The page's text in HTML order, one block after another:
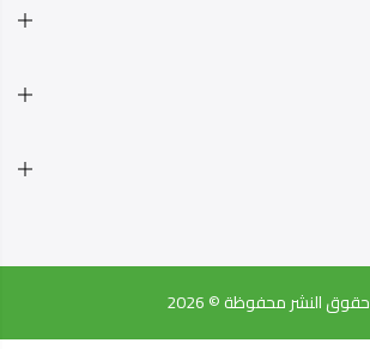
حقوق النشر محفوظة © 2026